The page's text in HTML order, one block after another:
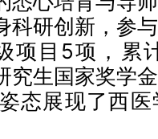
科研创新，参
项目5项，累
究生国家奖学
态展现了西